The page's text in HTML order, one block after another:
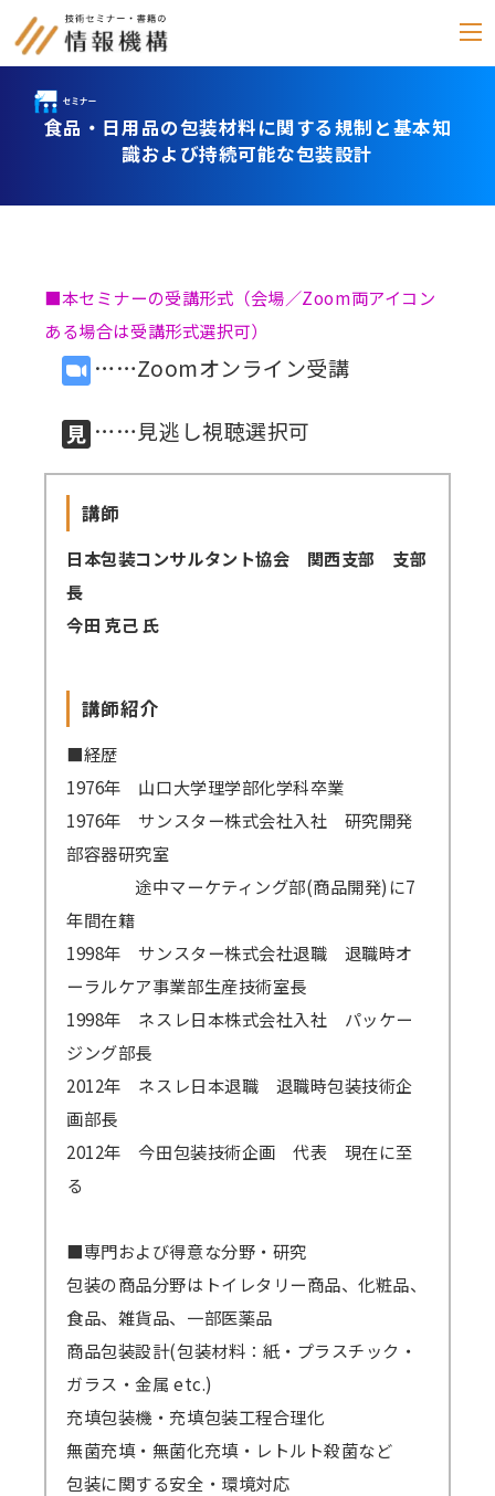
セミナー
e-ラーニング
「化学物質管理」
セミナーアーカイブ
動画配信・DVD
カテゴリー別
(社内研修)
コラム・取材
お申し込み・振込要領
商品企画リクエスト
メルマガ登録
セミナー会場アクセス
食品・日用品の包装材料に関する規制と基本知
識および持続可能な包装設計
■本セミナーの受講形式（会場／Zoom両アイコン
ある場合は受講形式選択可）
……Zoomオンライン受講
……見逃し視聴選択可
講師
日本包装コンサルタント協会 関西支部 支部
長
今田 克己 氏
講師紹介
■経歴
1976年 山口大学理学部化学科卒業
1976年 サンスター株式会社入社 研究開発
部容器研究室
途中マーケティング部(商品開発)に7
年間在籍
1998年 サンスター株式会社退職 退職時オ
ーラルケア事業部生産技術室長
1998年 ネスレ日本株式会社入社 パッケー
ジング部長
2012年 ネスレ日本退職 退職時包装技術企
画部長
2012年 今田包装技術企画 代表 現在に至
る
■専門および得意な分野・研究
包装の商品分野はトイレタリー商品、化粧品、
食品、雑貨品、一部医薬品
商品包装設計(包装材料：紙・プラスチック・
ガラス・金属 etc.)
充填包装機・充填包装工程合理化
無菌充填・無菌化充填・レトルト殺菌など
包装に関する安全・環境対応